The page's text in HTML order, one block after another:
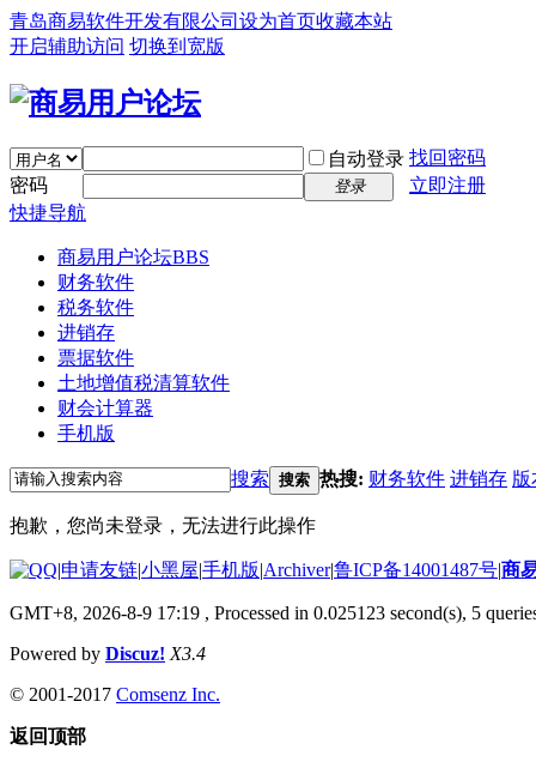
青岛商易软件开发有限公司 设为首页收藏本站
开启辅助访问 切换到宽版
自动登录 找回密码
密码
登录
立即注册
快捷导航
商易用户论坛BBS
财务软件
税务软件
进销存
票据软件
土地增值税清算软件
财会计算器
手机版
搜索 搜索 热搜: 财务软件 进销存 版
抱歉，您尚未登录，无法进行此操作
|申请友链|小黑屋|手机版|Archiver|鲁ICP备14001487号|商
GMT+8, 2026-8-9 17:19 , Processed in 0.025123 second(s), 5
Powered by Discuz! X3.4
© 2001-2017 Comsenz Inc.
返回顶部